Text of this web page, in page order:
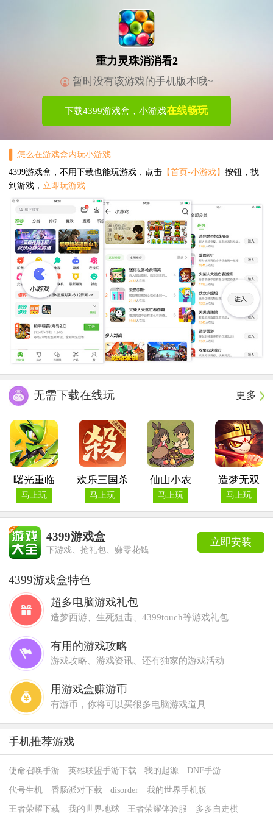
重力灵珠消消看2
暂时没有该游戏的手机版本哦~
下载4399游戏盒，小游戏在线畅玩
怎么在游戏盒内玩小游戏
4399游戏盒，不用下载也能玩游戏，点击【首页-小游戏】 按钮，找
到游戏， 立即玩游戏
更多
无需下载在线玩
曙光重临
马上玩
欢乐三国杀
马上玩
仙山小农
马上玩
造梦无双
马上玩
立即安装
4399游戏盒
下游戏、抢礼包、赚零花钱
4399游戏盒特色
超多电脑游戏礼包
造梦西游、生死狙击、4399touch等游戏礼包
有用的游戏攻略
游戏攻略、游戏资讯、还有独家的游戏活动
用游戏盒赚游币
有游币，你将可以买很多电脑游戏道具
手机推荐游戏
使命召唤手游 英雄联盟手游下载 我的起源 DNF手游
代号生机 香肠派对下载 disorder 我的世界手机版
王者荣耀下载 我的世界地球 王者荣耀体验服 多多自走棋